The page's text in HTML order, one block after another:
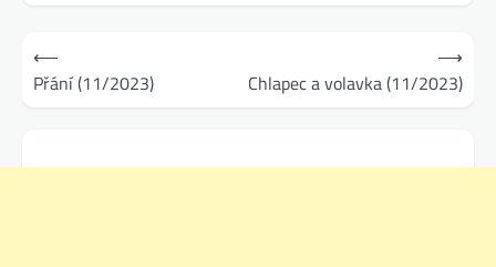
Navigace
pro
příspěvek
⟵
Přání (11/2023)
Chlapec a volavka (11/2023)
⟶